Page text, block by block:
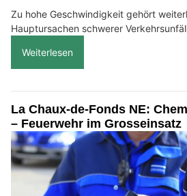
Zu hohe Geschwindigkeit gehört
Hauptursachen schwerer
Weiterlesen
La Chaux-de-Fonds NE:
– Feuerwehr im Grosseinsatz